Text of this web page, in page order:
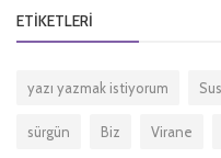
ETIKETLERI
yazı yazmak istiyorum
sürgün Biz Virane